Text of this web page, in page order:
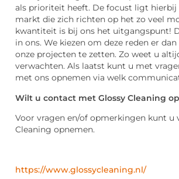
als prioriteit heeft. De focust ligt
markt die zich richten op het zo veel
kwantiteit is bij ons het uitgangspunt!
in ons. We kiezen om deze reden er
onze projecten te zetten. Zo weet u
verwachten. Als laatst kunt u met
met ons opnemen via welk
Wilt u contact met Glossy Cleaning
Voor vragen en/of opmerkingen kunt
Cleaning opnemen.
https://www.glossycleaning.nl/